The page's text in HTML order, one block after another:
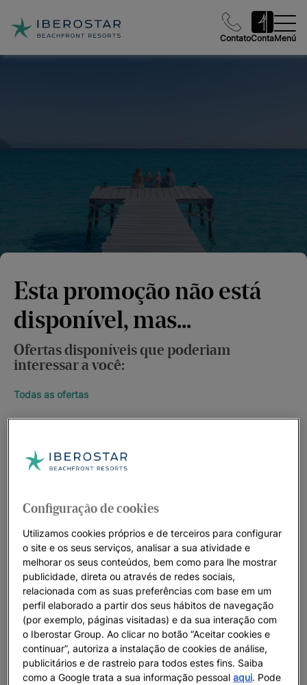
ContatoContaMenú
Esta promoção não está
disponível, mas...
Ofertas disponíveis que poderiam
interessar a você:
Todas as ofertas
Até 25%de desconto
Iberostar Sale!
Ver mais
15% de desc.
Grand Amazon Expedition
Ver mais
Configuração de cookies
Utilizamos cookies próprios e de terceiros para configurar
o site e os seus serviços, analisar a sua atividade e
melhorar os seus conteúdos, bem como para lhe mostrar
publicidade, direta ou através de redes sociais,
relacionada com as suas preferências com base em um
perfil elaborado a partir dos seus hábitos de navegação
(por exemplo, páginas visitadas) e da sua interação com
o Iberostar Group. Ao clicar no botão “Aceitar cookies e
continuar”, autoriza a instalação de cookies de análise,
publicitários e de rastreio para todos estes fins. Saiba
como a Google trata a sua informação pessoalaqui. Pode